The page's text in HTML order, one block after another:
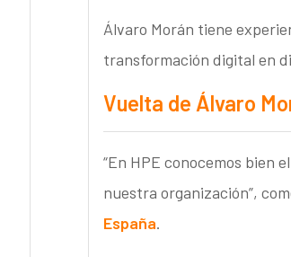
Álvaro Morán tiene
transformación digital en
Vuelta de Álvaro
“En HPE conocemos bien
nuestra organización”,
España.